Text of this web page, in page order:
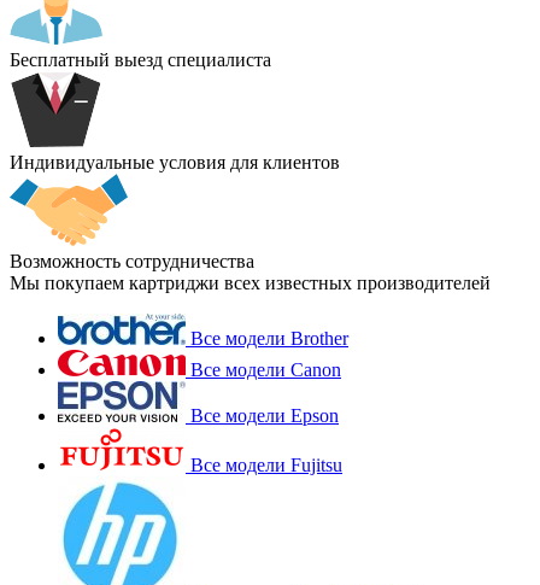
Бесплатный выезд специалиста
Индивидуальные условия для клиентов
Возможность сотрудничества
Мы покупаем картриджи всех известных производителей
Все модели Brother
Все модели Canon
Все модели Epson
Все модели Fujitsu